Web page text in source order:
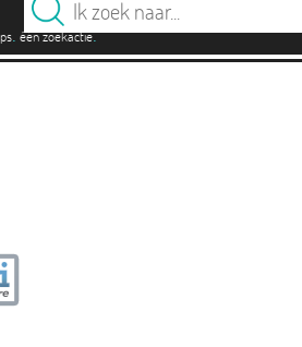
. één zoekactie.